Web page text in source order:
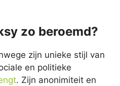
zo beroemd?
zijn unieke stijl van
en politieke
. Zijn anonimiteit en